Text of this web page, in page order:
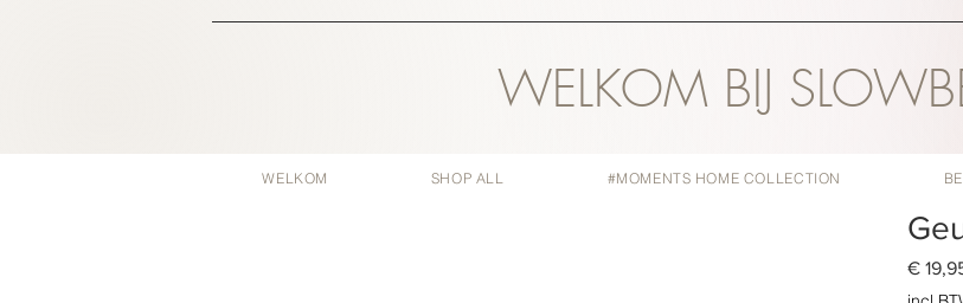
WELKOM BIJ
WELKOM SHOP ALL #MOMENTS HOME COLLECTION
€